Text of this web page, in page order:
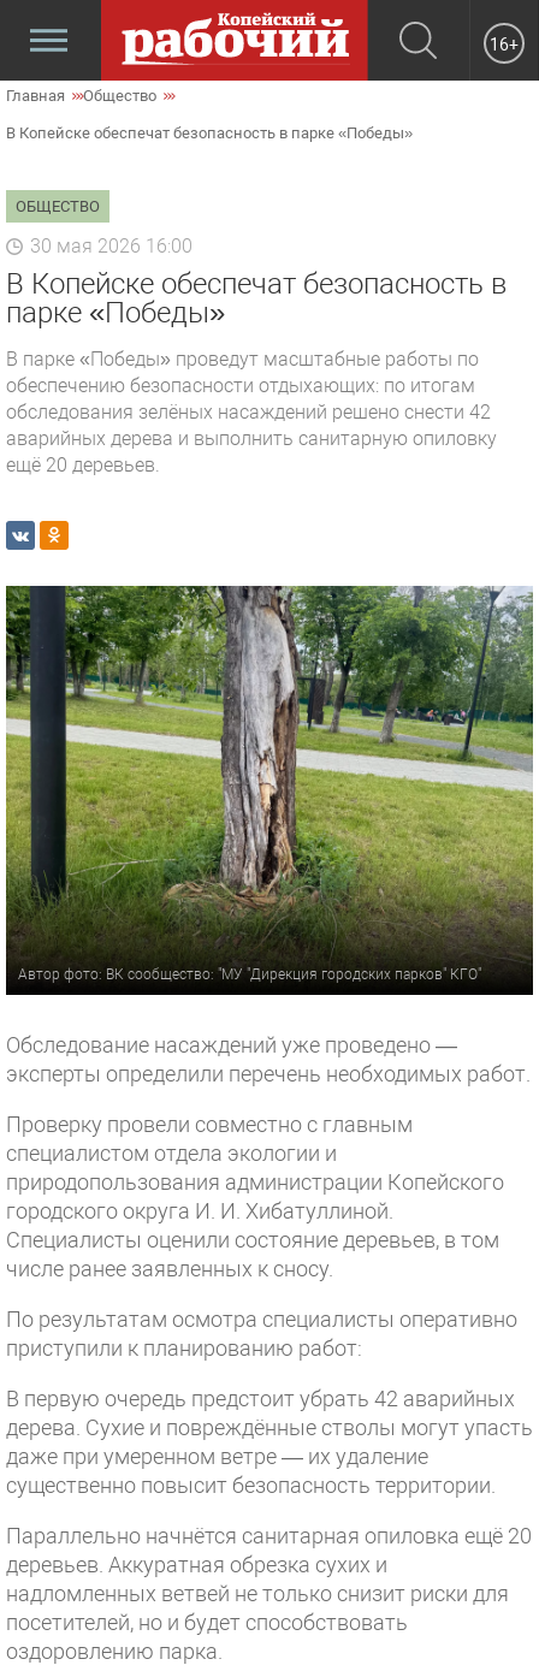
16+
Главная Общество
В Копейске обеспечат безопасность в парке «Победы»
ОБЩЕСТВО
30 мая 2026 16:00
В Копейске обеспечат безопасность в
парке «Победы»
В парке «Победы» проведут масштабные работы по
обеспечению безопасности отдыхающих: по итогам
обследования зелёных насаждений решено снести 42
аварийных дерева и выполнить санитарную опиловку
ещё 20 деревьев.
Автор фото: ВК сообщество: "МУ "Дирекция городских парков" КГО"
Обследование насаждений уже проведено —
эксперты определили перечень необходимых работ.
Проверку провели совместно с главным
специалистом отдела экологии и
природопользования администрации Копейского
городского округа И. И. Хибатуллиной.
Специалисты оценили состояние деревьев, в том
числе ранее заявленных к сносу.
По результатам осмотра специалисты оперативно
приступили к планированию работ:
В первую очередь предстоит убрать 42 аварийных
дерева. Сухие и повреждённые стволы могут упасть
даже при умеренном ветре — их удаление
существенно повысит безопасность территории.
Параллельно начнётся санитарная опиловка ещё 20
деревьев. Аккуратная обрезка сухих и
надломленных ветвей не только снизит риски для
посетителей, но и будет способствовать
оздоровлению парка.